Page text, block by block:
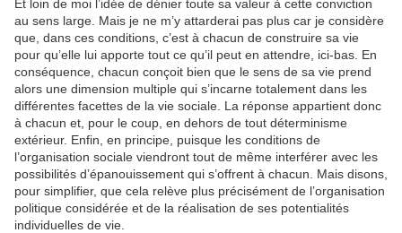
Et loin de moi l’idée de dénier toute sa valeur à cette conviction
au sens large. Mais je ne m’y attarderai pas plus car je considère
que, dans ces conditions, c’est à chacun de construire sa vie
pour qu’elle lui apporte tout ce qu’il peut en attendre, ici-bas. En
conséquence, chacun conçoit bien que le sens de sa vie prend
alors une dimension multiple qui s’incarne totalement dans les
différentes facettes de la vie sociale. La réponse appartient donc
à chacun et, pour le coup, en dehors de tout déterminisme
extérieur. Enfin, en principe, puisque les conditions de
l’organisation sociale viendront tout de même interférer avec les
possibilités d’épanouissement qui s’offrent à chacun. Mais disons,
pour simplifier, que cela relève plus précisément de l’organisation
politique considérée et de la réalisation de ses potentialités
individuelles de vie.